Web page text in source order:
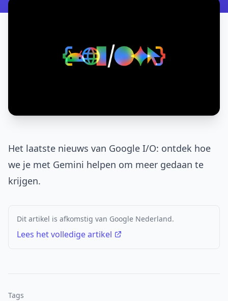
Het laatste nieuws van Google I/O: ontdek hoe
we je met Gemini helpen om meer gedaan te
krijgen.
Dit artikel is afkomstig van Google Nederland.
Lees het volledige artikel
Tags